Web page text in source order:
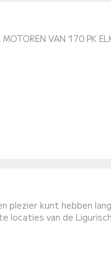
VAN 170 PK
plezier kunt hebben
zitplaats voor